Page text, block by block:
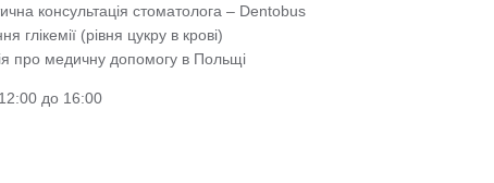
консультація стоматолога – Dentobus
глікемії (рівня цукру в крові)
про медичну допомогу в Польщі
до 16:00